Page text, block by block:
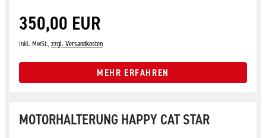
350,00 EUR
inkl. MwSt.,zzgl. Versandkosten
MEHR ERFAHREN
MOTORHALTERUNG HAPPY CAT STAR